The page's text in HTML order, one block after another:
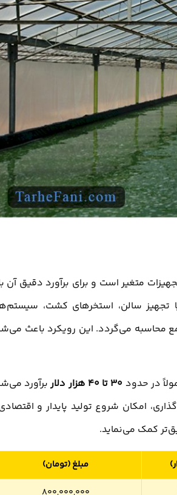
متغیر است و برای برآورد دقیق آن
تجهیز سالن، استخرهای کشت،
محاسبه می‌گردد. این رویکرد باعث
در حدود 30 تا 40 هزار دلار
برآورد
امکان شروع تولید پایدار و
کمک می‌نماید.
مبلغ (تومان)